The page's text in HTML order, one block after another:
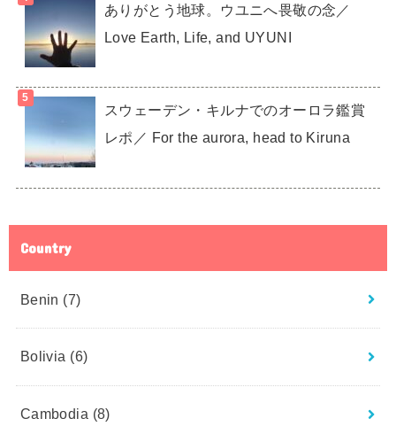
ありがとう地球。ウユニへ畏敬の念／
Love Earth, Life, and UYUNI
スウェーデン・キルナでのオーロラ鑑賞
レポ／ For the aurora, head to Kiruna
Country
Benin (7)
Bolivia (6)
Cambodia (8)